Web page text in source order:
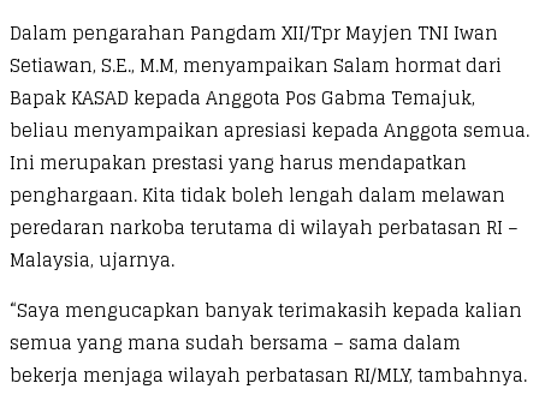
Dalam pengarahan Pangdam XII/Tpr Mayjen TNI Iwan
Setiawan, S.E., M.M, menyampaikan Salam hormat dari
Bapak KASAD kepada Anggota Pos Gabma Temajuk,
beliau menyampaikan apresiasi kepada Anggota semua.
Ini merupakan prestasi yang harus mendapatkan
penghargaan. Kita tidak boleh lengah dalam melawan
peredaran narkoba terutama di wilayah perbatasan RI –
Malaysia, ujarnya.
“Saya mengucapkan banyak terimakasih kepada kalian
semua yang mana sudah bersama – sama dalam
bekerja menjaga wilayah perbatasan RI/MLY, tambahnya.